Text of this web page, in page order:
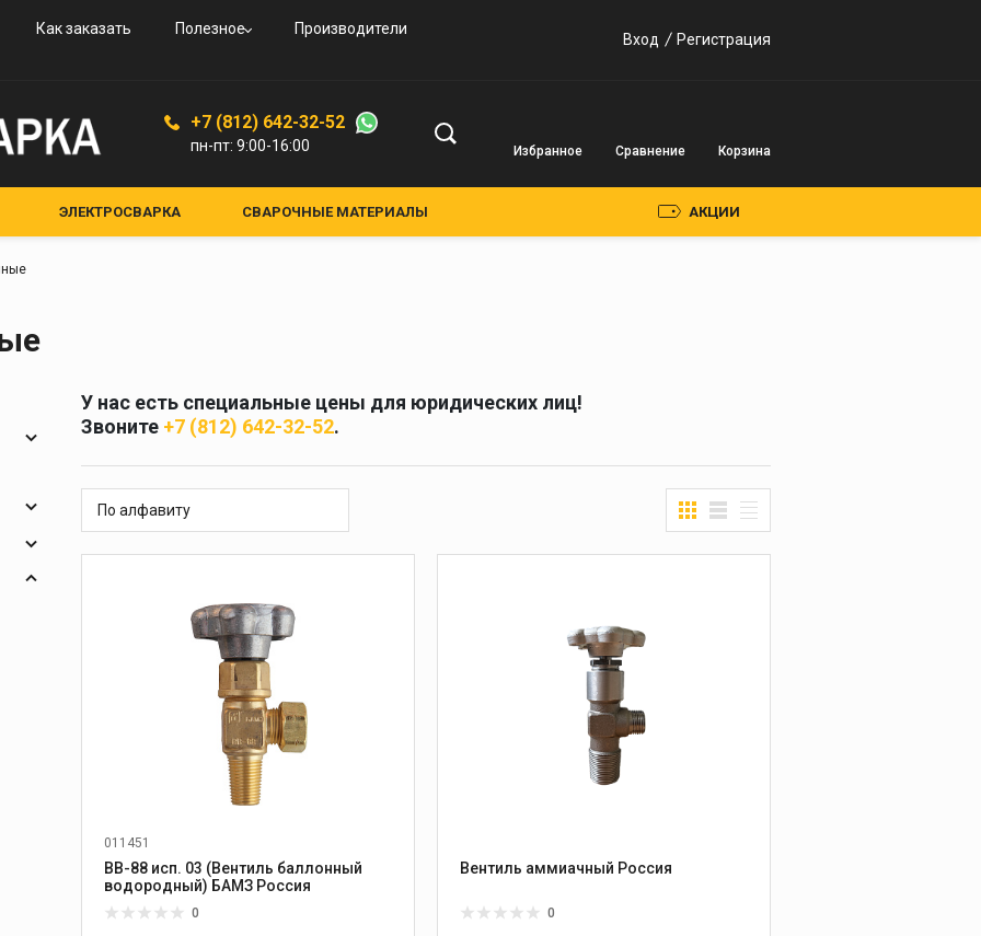
Как заказать Полезное
Производители
Вход Регистрация
+7 (812) 642-32-52
пн-пт: 9:00-16:00 Избранное Сравнение Корзина
Краги и перчатки
Спецодежда
Трансформаторного
Круги абразивные
Диски отрезные
Круги лепестковые и
шлифовальные
ЭЛЕКТРОСВАРКА СВАРОЧНЫЕ МАТЕРИАЛЫ
И АКСЕССУАРЫ
АКЦИИ
У нас есть специальные цены для юридических лиц!
Звоните +7 (812) 642-32-52.
По алфавиту
011451
ВВ-88 исп. 03 (Вентиль баллонный
водородный) БАМЗ Россия
0
Вентиль аммиачный Россия
0